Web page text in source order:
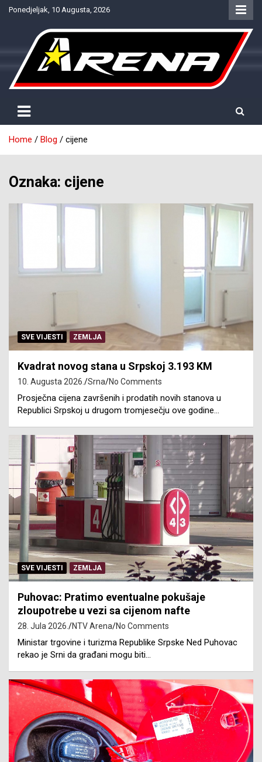
SkipPonedjeljak, 10 Augusta, 2026
NTV Arena
Home Blog cijene
Oznaka: cijene
SVE VIJESTI ZEMLJA
Kvadrat novog stana u Srpskoj 3.193 KM
10. Augusta 2026. Srna No Comments
Prosječna cijena završenih i prodatih novih stanova u
Republici Srpskoj u drugom tromjesečju ove godine…
SVE VIJESTI ZEMLJA
Puhovac: Pratimo eventualne pokušaje
zloupotrebe u vezi sa cijenom nafte
28. Jula 2026. NTV Arena No Comments
Ministar trgovine i turizma Republike Srpske Ned Puhovac
rekao je Srni da građani mogu biti…